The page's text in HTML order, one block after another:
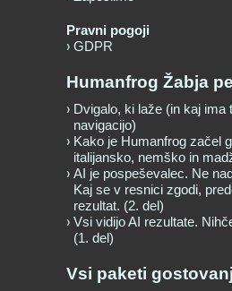
Pravni pogoji
GDPR
Humanfrog Žabja
Dvigalo, ki laže (in kaj ima
navigacijo)
Kako je Humanfrog začel
italijansko, nemško in
AI je pospeševalec. Ne
Kaj se v resnici zgodi,
rezultat. (2. del)
Vsi vidijo AI rezultate.
(1. del)
Vsi paketi